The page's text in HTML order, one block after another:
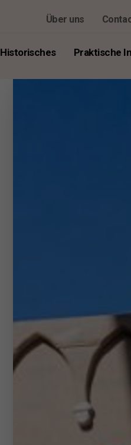
Historisches Praktische
Über uns